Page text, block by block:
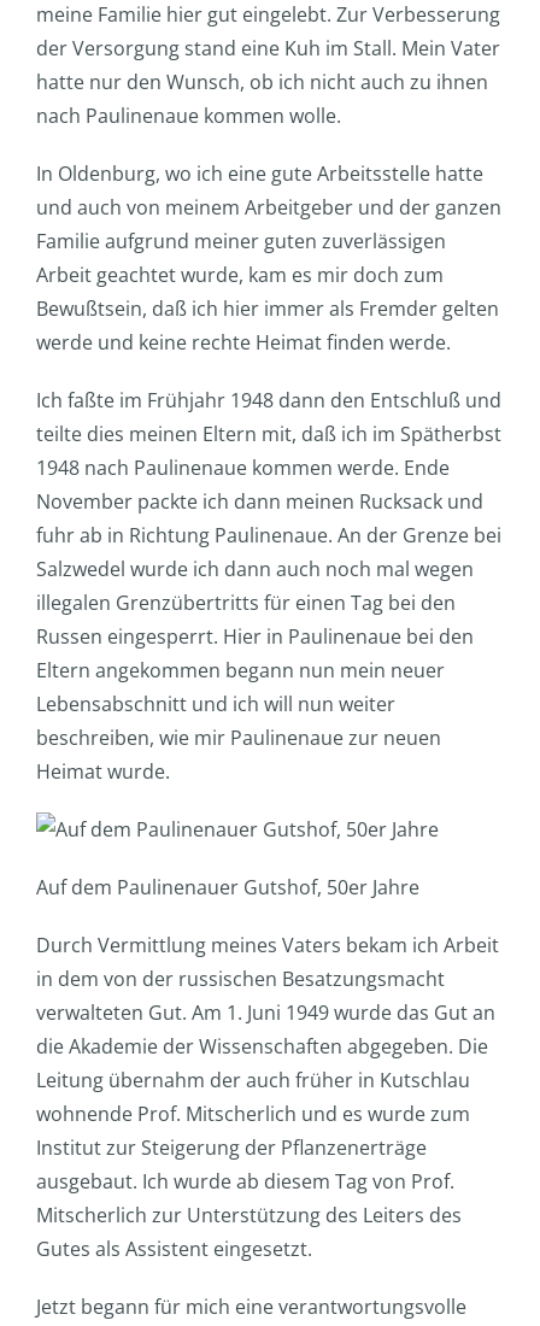
meine Familie hier gut eingelebt. Zur Verbesserung
der Versorgung stand eine Kuh im Stall. Mein Vater
hatte nur den Wunsch, ob ich nicht auch zu ihnen
nach Paulinenaue kommen wolle.
In Oldenburg, wo ich eine gute Arbeitsstelle hatte
und auch von meinem Arbeitgeber und der ganzen
Familie aufgrund meiner guten zuverlässigen
Arbeit geachtet wurde, kam es mir doch zum
Bewußtsein, daß ich hier immer als Fremder gelten
werde und keine rechte Heimat finden werde.
Ich faßte im Frühjahr 1948 dann den Entschluß und
teilte dies meinen Eltern mit, daß ich im Spätherbst
1948 nach Paulinenaue kommen werde. Ende
November packte ich dann meinen Rucksack und
fuhr ab in Richtung Paulinenaue. An der Grenze bei
Salzwedel wurde ich dann auch noch mal wegen
illegalen Grenzübertritts für einen Tag bei den
Russen eingesperrt. Hier in Paulinenaue bei den
Eltern angekommen begann nun mein neuer
Lebensabschnitt und ich will nun weiter
beschreiben, wie mir Paulinenaue zur neuen
Heimat wurde.
Auf dem Paulinenauer Gutshof, 50er Jahre
Durch Vermittlung meines Vaters bekam ich Arbeit
in dem von der russischen Besatzungsmacht
verwalteten Gut. Am 1. Juni 1949 wurde das Gut an
die Akademie der Wissenschaften abgegeben. Die
Leitung übernahm der auch früher in Kutschlau
wohnende Prof. Mitscherlich und es wurde zum
Institut zur Steigerung der Pflanzenerträge
ausgebaut. Ich wurde ab diesem Tag von Prof.
Mitscherlich zur Unterstützung des Leiters des
Gutes als Assistent eingesetzt.
Jetzt begann für mich eine verantwortungsvolle